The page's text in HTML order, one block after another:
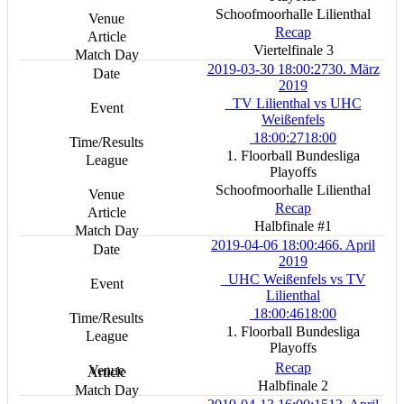
Schoofmoorhalle Lilienthal
Recap
Viertelfinale 3
2019-03-30 18:00:2730. März
2019
TV Lilienthal vs UHC
Weißenfels
18:00:2718:00
1. Floorball Bundesliga
Playoffs
Schoofmoorhalle Lilienthal
Recap
Halbfinale #1
2019-04-06 18:00:466. April
2019
UHC Weißenfels vs TV
Lilienthal
18:00:4618:00
1. Floorball Bundesliga
Playoffs
Recap
Halbfinale 2